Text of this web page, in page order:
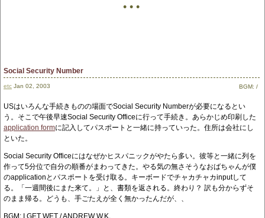
• • •
Social Security Number
etc Jan 02, 2003 BGM: /
USはいろんな手続きものの場面でSocial Security Numberが必要になるとい
う。そこで午後早速Social Security Officeに行って手続き。あらかじめ印刷した
application formに記入してパスポートと一緒に持っていった。住所は会社にし
といた。
Social Security Officeにはなぜかヒスパニックがやたら多い。彼等と一緒に列を
作って5分位で自分の順番がまわってきた。やる気の無さそうなおばちゃんが僕
のapplicationとパスポートを受け取る。キーボードでチャカチャカinputして
る。「一週間後にまた来て。」と、書類を返される。終わり？ 訳も分からずそ
のまま帰る。どうも、手ごたえが全く無かったんだが、、
BGM: I GET WET / ANDREW W.K.